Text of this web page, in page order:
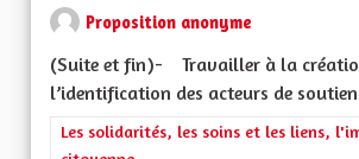
Proposition anonyme
(Suite et fin)- Travailler à la
l’identification des acteurs de
Filtrer les résultats de la catégorie :
Les solidarités, les soins et les liens,